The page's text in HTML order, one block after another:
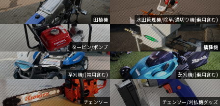
田植機 水田管理機/除草/溝切り機(乗用含む)
タービン/ポンプ 播種機
草刈機/(常用含む) 芝刈機/(乗用含む)
チェンソー チェンソー/刈払機グッズ